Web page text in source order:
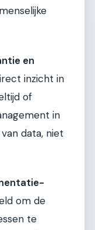
en
inzicht in
of
in
data, niet
om de
te